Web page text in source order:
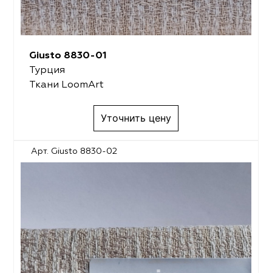
Giusto 8830-01
Турция
Ткани LoomArt
Уточнить цену
Арт. Giusto 8830-02